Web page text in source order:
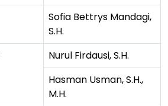
Sofia Bettrys Mandagi,
S.H.
Nurul Firdausi, S.H.
Hasman Usman, S.H.,
M.H.